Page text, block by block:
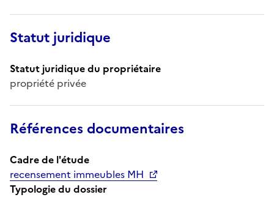
Statut juridique
Statut juridique du propriétaire
propriété privée
Références documentaires
Cadre de l'étude
recensement immeubles MH
Typologie du dossier